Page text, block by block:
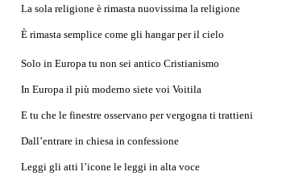
La sola religione è rimasta nuovissima la religione
È rimasta semplice come gli hangar per il cielo
Solo in Europa tu non sei antico Cristianismo
In Europa il più moderno siete voi Voitila
E tu che le finestre osservano per vergogna ti trattieni
Dall’entrare in chiesa in confessione
Leggi gli atti l’icone le leggi in alta voce